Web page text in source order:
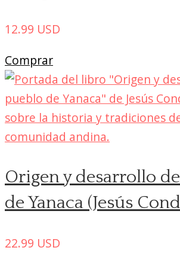
12.99 USD
Comprar
Origen y desarrollo
de Yanaca (Jesús
22.99 USD